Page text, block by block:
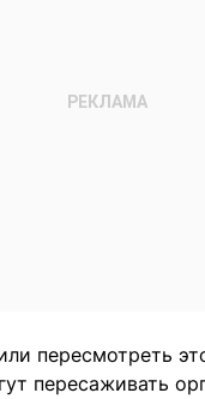
пересмотреть
пересаживать